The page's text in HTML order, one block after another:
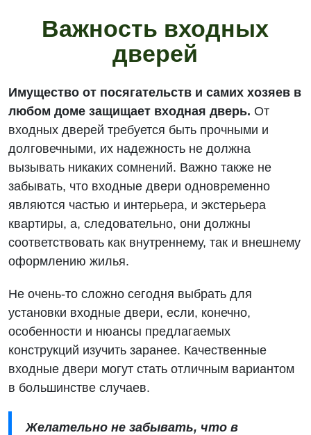
Важность входных
дверей
Имущество от посягательств и самих хозяев в
любом доме защищает входная дверь. От
входных дверей требуется быть прочными и
долговечными, их надежность не должна
вызывать никаких сомнений. Важно также не
забывать, что входные двери одновременно
являются частью и интерьера, и экстерьера
квартиры, а, следовательно, они должны
соответствовать как внутреннему, так и внешнему
оформлению жилья.
Не очень-то сложно сегодня выбрать для
установки входные двери, если, конечно,
особенности и нюансы предлагаемых
конструкций изучить заранее. Качественные
входные двери могут стать отличным вариантом
в большинстве случаев.
Желательно не забывать, что в